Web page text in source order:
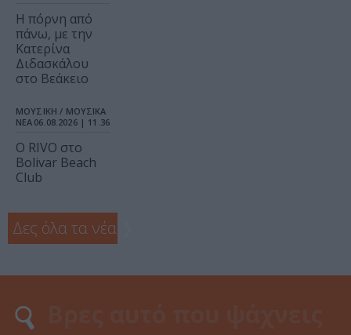
Η πόρνη από
πάνω, με την
Κατερίνα
Διδασκάλου
στο Βεάκειο
ΜΟΥΣΙΚΗ / ΜΟΥΣΙΚΑ
ΝΕΑ 06.08.2026 | 11.36
Ο RIVO στο
Bolivar Beach
Club
Δες όλα τα νέα